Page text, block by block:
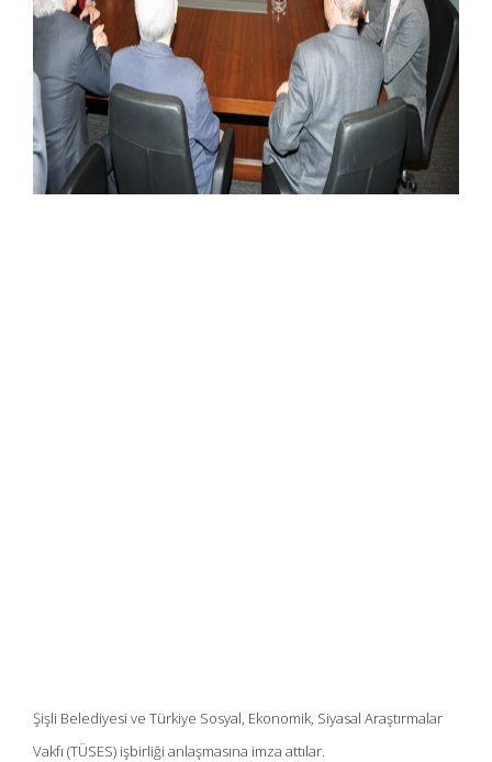
Şişli Belediyesi ve Türkiye Sosyal, Ekonomik, Siyasal Araştırmalar
Vakfı (TÜSES) işbirliği anlaşmasına imza attılar.